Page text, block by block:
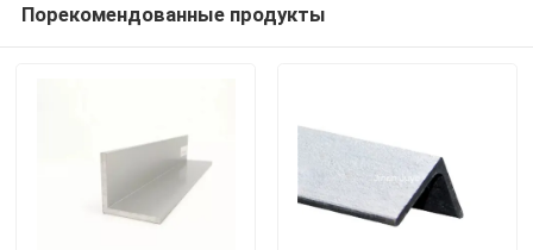
Порекомендованные продукты